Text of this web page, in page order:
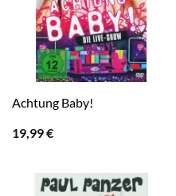
Achtung Baby!
19,99€